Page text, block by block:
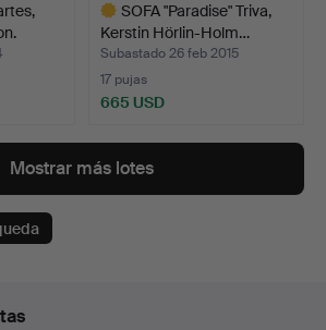
SOFA "Paradise" Triva,
Kerstin Hörlin-Holm…
Subastado 26 feb 2015
17 pujas
665 USD
Mostrar más lotes